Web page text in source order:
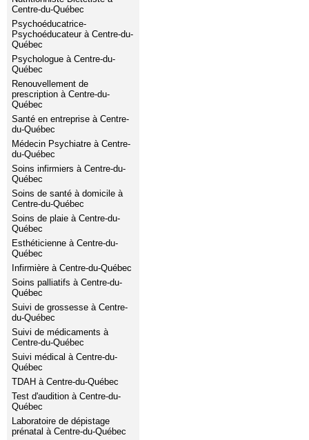
Centre-du-Québec
Psychoéducatrice-
Psychoéducateur à Centre-du-
Québec
Psychologue à Centre-du-
Québec
Renouvellement de
prescription à Centre-du-
Québec
Santé en entreprise à Centre-
du-Québec
Médecin Psychiatre à Centre-
du-Québec
Soins infirmiers à Centre-du-
Québec
Soins de santé à domicile à
Centre-du-Québec
Soins de plaie à Centre-du-
Québec
Esthéticienne à Centre-du-
Québec
Infirmière à Centre-du-Québec
Soins palliatifs à Centre-du-
Québec
Suivi de grossesse à Centre-
du-Québec
Suivi de médicaments à
Centre-du-Québec
Suivi médical à Centre-du-
Québec
TDAH à Centre-du-Québec
Test d'audition à Centre-du-
Québec
Laboratoire de dépistage
prénatal à Centre-du-Québec